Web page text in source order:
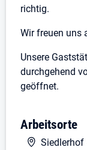
richtig.
Wir freuen uns
Unsere
durchgehend
geöffnet.
auch mehr.
Minijob
Arbeitsorte
Siedlerhof